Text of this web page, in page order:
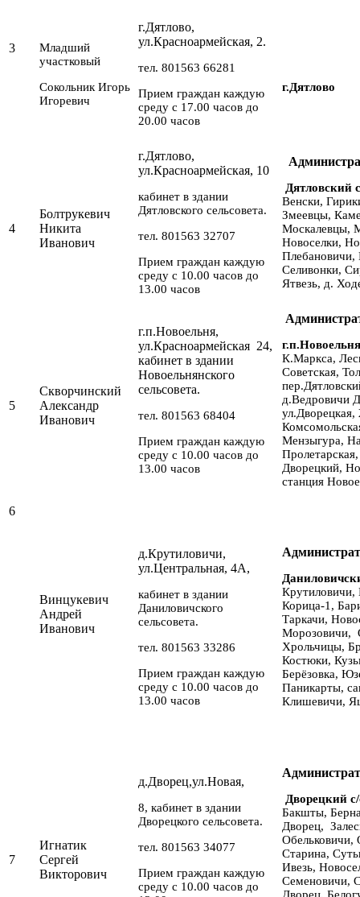
3
Младший
участковый
Сокольник Игорь
Игоревич
г.Дятлово,
ул.Красноармейская, 2.
тел. 801563 66281
Прием граждан каждую
среду с 17.00 часов до
20.00 часов
г.Дятлово
4
Болтрукевич
Никита
Иванович
г.Дятлово,
ул.Красноармейская, 10
кабинет в здании
Дятловского сельсовета.
тел. 801563 32707
Прием граждан каждую
среду с 10.00 часов до
13.00 часов
Дятловский
Венски,
Змеевцы,
Москалевцы,
Новоселки,
Плебановичи,
Селивонки,
Ятвезь, д.
5
Скворчинский
Александр
Иванович
г.п.Новоельня,
ул.Красноармейская 24,
кабинет в здании
Новоельнянского
сельсовета.
тел. 801563 68404
Прием граждан каждую
среду с 10.00 часов до
13.00 часов
К.Маркса,
Советская,
д.Ведровичи
ул.Дворецкая,
Мензыгура,
Дворецкий,
станция
6
Винцукевич
Андрей
Иванович
д.Крутиловичи,
ул.Центральная, 4А,
кабинет в здании
Даниловичского
сельсовета.
тел. 801563 33286
Прием граждан каждую
среду с 10.00 часов до
13.00 часов
Крутиловичи,
Корица-1,
Таркачи,
Морозовичи,
Хрольчицы,
Костюки,
Берёзовка,
Паникарты,
Клишевичи,
7
Игнатик
Сергей
Викторович
д.Дворец,ул.Новая,
8, кабинет в здании
Дворецкого сельсовета.
тел. 801563 34077
Прием граждан каждую
среду с 10.00 часов до
Дворецкий
Бакшты,
Дворец,
Обельковичи,
Старина,
Ивезь,
Семеновичи,